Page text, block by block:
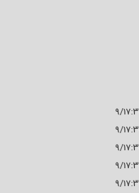
9/
9/
9/
9/
9/